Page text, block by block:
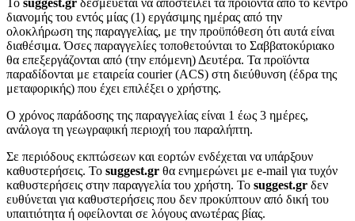
διανομής του εντός μίας (1) εργάσιμης ημέρας από την
ολοκλήρωση της παραγγελίας, με την προϋπόθεση ότι αυτά είναι
διαθέσιμα. Όσες παραγγελίες τοποθετούνται το Σαββατοκύριακο
θα επεξεργάζονται από (την επόμενη) Δευτέρα. Τα προϊόντα
παραδίδονται με εταιρεία courier (ACS) στη διεύθυνση (έδρα της
μεταφορικής) που έχει επιλέξει ο χρήστης.
Ο χρόνος παράδοσης της παραγγελίας είναι 1 έως 3 ημέρες,
ανάλογα τη γεωγραφική περιοχή του παραλήπτη.
Σε περιόδους εκπτώσεων και εορτών ενδέχεται να υπάρξουν
καθυστερήσεις. Το suggest.gr θα ενημερώνει με e-mail για τυχόν
καθυστερήσεις στην παραγγελία του χρήστη. Το suggest.gr δεν
ευθύνεται για καθυστερήσεις που δεν προκύπτουν από δική του
υπαιτιότητα ή οφείλονται σε λόγους ανωτέρας βίας.